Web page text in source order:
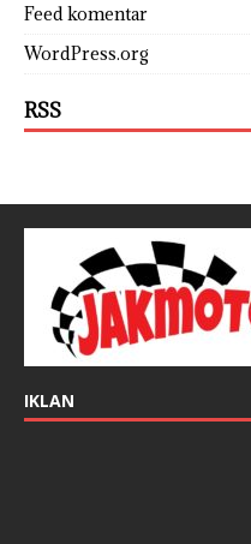
Feed komentar
WordPress.org
RSS
IKLAN